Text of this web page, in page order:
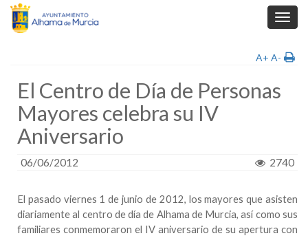
A+ A-
El Centro de Día de Personas
Mayores celebra su IV
Aniversario
06/06/2012 2740
El pasado viernes 1 de junio de 2012, los mayores que asisten
diariamente al centro de día de Alhama de Murcia, así como sus
familiares conmemoraron el IV aniversario de su apertura con